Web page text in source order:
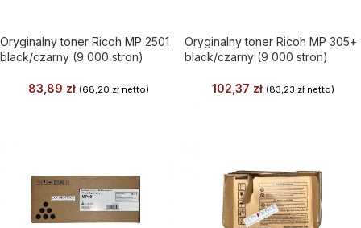
Oryginalny toner Ricoh MP 2501
black/czarny (9 000 stron)
83,89 zł (68,20 złnetto)
Oryginalny toner Ricoh MP 305+
black/czarny (9 000 stron)
102,37 zł (83,23 złnetto)